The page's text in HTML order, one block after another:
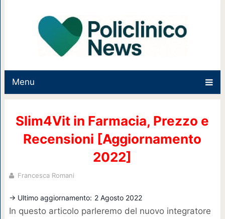
Menu
Slim4Vit in Farmacia, Prezzo e
Recensioni [Aggiornamento
2022]
Francesca Romani
→ Ultimo aggiornamento: 2 Agosto 2022
In questo articolo parleremo del nuovo integratore